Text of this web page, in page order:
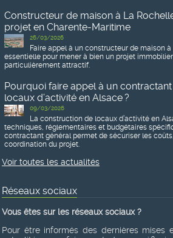
Constructeur de maison à La
projet en Charente-Maritime
26/03/2026
Faire appel à un constructeur de maison
essentielle pour mener à bien un projet
particulièrement attractif.
Pourquoi faire appel à un
locaux d’activité en Alsace ?
09/03/2026
La construction de locaux d’activité en
techniques, réglementaires et budgétaires
contractant général permet de sécuriser les
coordination du projet.
Voir toutes les actualités
Réseaux sociaux
Vous êtes sur les réseaux sociaux ?
Pour être informés des dernières mises